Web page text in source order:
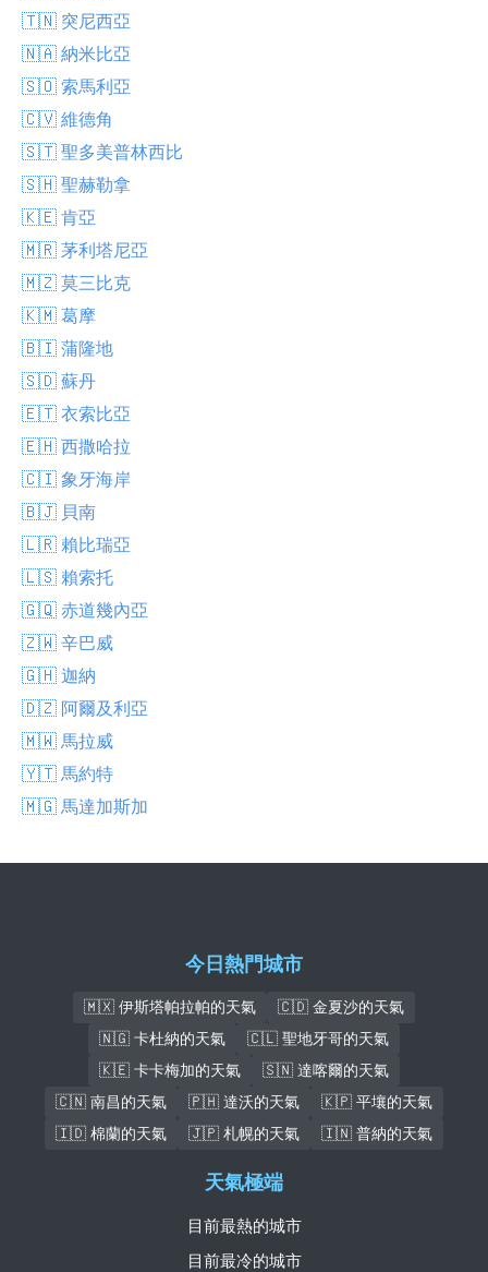
🇹🇳 突尼西亞
🇳🇦 納米比亞
🇸🇴 索馬利亞
🇨🇻 維德角
🇸🇹 聖多美普林西比
🇸🇭 聖赫勒拿
🇰🇪 肯亞
🇲🇷 茅利塔尼亞
🇲🇿 莫三比克
🇰🇲 葛摩
🇧🇮 蒲隆地
🇸🇩 蘇丹
🇪🇹 衣索比亞
🇪🇭 西撒哈拉
🇨🇮 象牙海岸
🇧🇯 貝南
🇱🇷 賴比瑞亞
🇱🇸 賴索托
🇬🇶 赤道幾內亞
🇿🇼 辛巴威
🇬🇭 迦納
🇩🇿 阿爾及利亞
🇲🇼 馬拉威
🇾🇹 馬約特
🇲🇬 馬達加斯加
今日熱門城市
🇲🇽 伊斯塔帕拉帕的天氣
🇨🇩 金夏沙的天氣
🇳🇬 卡杜納的天氣
🇨🇱 聖地牙哥的天氣
🇰🇪 卡卡梅加的天氣
🇸🇳 達喀爾的天氣
🇨🇳 南昌的天氣
🇵🇭 達沃的天氣
🇰🇵 平壤的天氣
🇮🇩 棉蘭的天氣
🇯🇵 札幌的天氣 🇮🇳 普納的天氣
天氣極端
目前最熱的城市
目前最冷的城市